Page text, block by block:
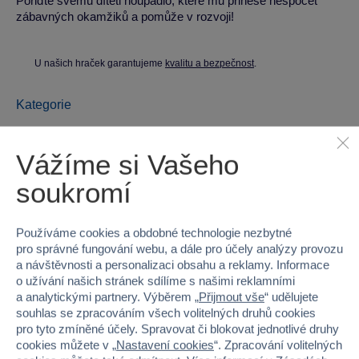
zábavných okamžiků a pomůže v rozvoji!
U našich hraček garantujeme kvalitu a bezpečnost.
Kategorie
Parametry produktu
Kód produktu MOC-12802
Značka Mochtoys
Věk od 1
Vážíme si Vašeho
soukromí
Používáme cookies a obdobné technologie nezbytné
pro správné fungování webu, a dále pro účely analýzy provozu
a návštěvnosti a personalizaci obsahu a reklamy. Informace
o užívání našich stránek sdílíme s našimi reklamními
a analytickými partnery. Výběrem „Přijmout vše“ udělujete
souhlas se zpracováním všech volitelných druhů cookies
pro tyto zmíněné účely. Spravovat či blokovat jednotlivé druhy
cookies můžete v „Nastavení cookies“. Zpracování volitelných